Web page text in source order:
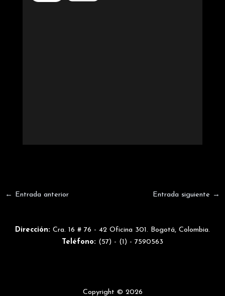
← Entrada anterior Entrada siguiente →
Dirección: Cra. 16 # 76 - 42 Oficina 301. Bogotá, Colombia.
Teléfono: (57) - (1) - 7590563
Copyright © 2026